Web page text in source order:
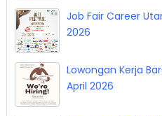
Job Fair Career
2026
Lowongan Kerja
April 2026